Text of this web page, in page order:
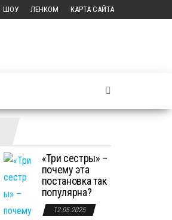
ШОУ ЛЕНКОМ КАРТА САЙТА
«Три сестры» –
почему эта
постановка так
популярна?
12.05.2025